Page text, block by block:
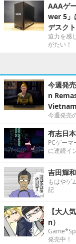
AAAゲ
wer 5」
デスク
迫力を感
がたい！
今週発
n
今週発売
有志日
PCゲー
に連続イ
吉田輝
もはやゲ
記
【大人
n）
発売中！